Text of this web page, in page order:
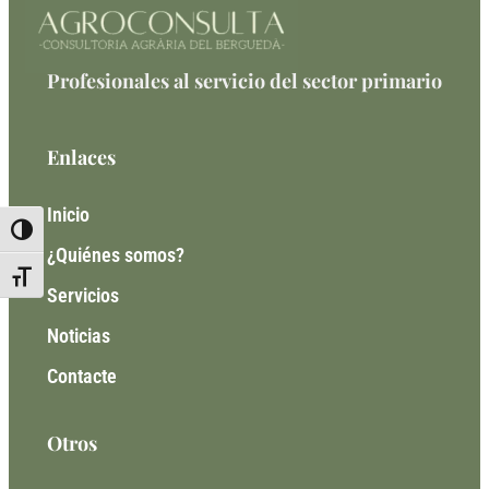
Toggle High Contrast
Toggle Font size
Profesionales al servicio del sector primario
Enlaces
Inicio
¿Quiénes somos?
Servicios
Noticias
Contacte
Otros